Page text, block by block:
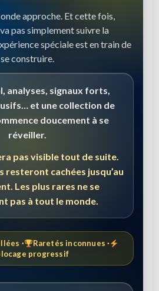
approche. Et cette fois,
pas simplement suivre la
spéciale est en train de
se construire.
analyses, signaux forts,
et une collection de
doucement à se
réveiller.
pas visible tout de suite.
resteront cachées jusqu’au
Les plus rares ne se
pas à tout le monde.
·
Raretés inconnues ·
progressif